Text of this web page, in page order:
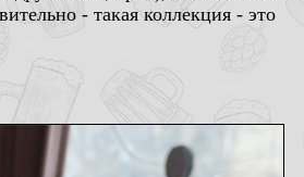
- такая коллекция - это